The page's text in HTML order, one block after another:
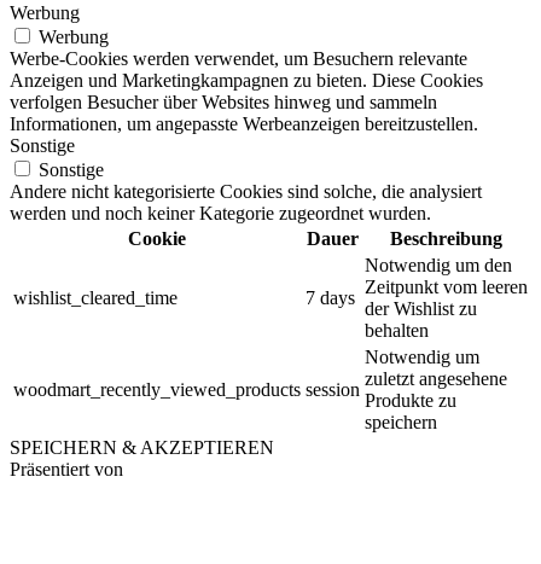
Werbung
Werbung
Werbe-Cookies werden verwendet, um Besuchern relevante
Anzeigen und Marketingkampagnen zu bieten. Diese Cookies
verfolgen Besucher über Websites hinweg und sammeln
Informationen, um angepasste Werbeanzeigen bereitzustellen.
Sonstige
Sonstige
Andere nicht kategorisierte Cookies sind solche, die analysiert
werden und noch keiner Kategorie zugeordnet wurden.
Cookie
Dauer Beschreibung
wishlist_cleared_time 7 days
Notwendig um den
Zeitpunkt vom leeren
der Wishlist zu
behalten
woodmart_recently_viewed_products session
Notwendig um
zuletzt angesehene
Produkte zu
speichern
SPEICHERN & AKZEPTIEREN
Präsentiert von